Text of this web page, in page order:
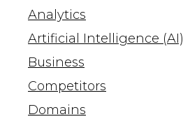
Analytics
Artificial Intelligence (AI)
Business
Competitors
Domains